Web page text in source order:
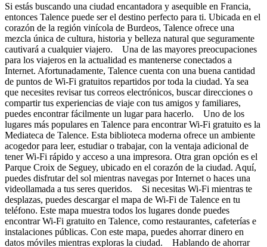
Si estás buscando una ciudad encantadora y asequible en Francia,
entonces Talence puede ser el destino perfecto para ti. Ubicada en el
corazón de la región vinícola de Burdeos, Talence ofrece una
mezcla única de cultura, historia y belleza natural que seguramente
cautivará a cualquier viajero. Una de las mayores preocupaciones
para los viajeros en la actualidad es mantenerse conectados a
Internet. Afortunadamente, Talence cuenta con una buena cantidad
de puntos de Wi-Fi gratuitos repartidos por toda la ciudad. Ya sea
que necesites revisar tus correos electrónicos, buscar direcciones o
compartir tus experiencias de viaje con tus amigos y familiares,
puedes encontrar fácilmente un lugar para hacerlo. Uno de los
lugares más populares en Talence para encontrar Wi-Fi gratuito es la
Mediateca de Talence. Esta biblioteca moderna ofrece un ambiente
acogedor para leer, estudiar o trabajar, con la ventaja adicional de
tener Wi-Fi rápido y acceso a una impresora. Otra gran opción es el
Parque Croix de Seguey, ubicado en el corazón de la ciudad. Aquí,
puedes disfrutar del sol mientras navegas por Internet o haces una
videollamada a tus seres queridos. Si necesitas Wi-Fi mientras te
desplazas, puedes descargar el mapa de Wi-Fi de Talence en tu
teléfono. Este mapa muestra todos los lugares donde puedes
encontrar Wi-Fi gratuito en Talence, como restaurantes, cafeterías e
instalaciones públicas. Con este mapa, puedes ahorrar dinero en
datos móviles mientras exploras la ciudad. Hablando de ahorrar